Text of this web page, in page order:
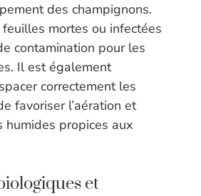
des champignons.
feuilles mortes ou infectées
contamination pour les
Il est également
correctement les
favoriser l’aération et
humides propices aux
et